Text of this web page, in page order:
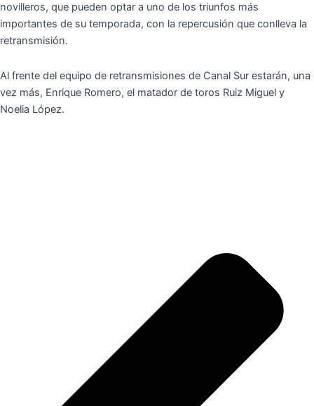
novilleros, que pueden optar a uno de los triunfos más
importantes de su temporada, con la repercusión que conlleva la
retransmisión.
Al frente del equipo de retransmisiones de Canal Sur estarán, una
vez más, Enrique Romero, el matador de toros Ruiz Miguel y
Noelia López.